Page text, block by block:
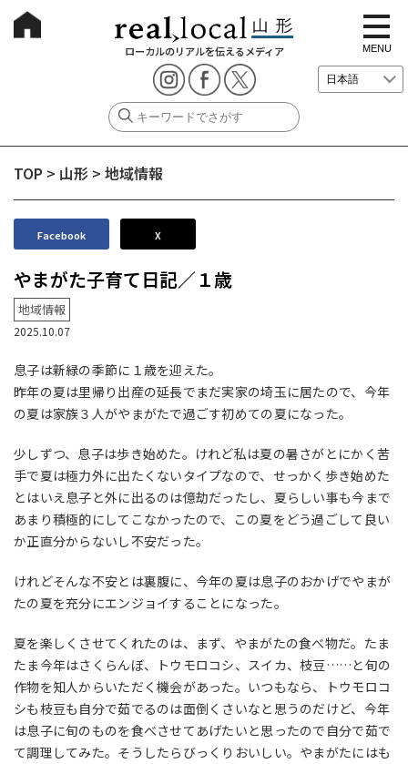
ローカルのリアルを伝えるメディア
t
o
g
g
e
i
i
MENU
TOP > 山形 > 地域情報
Facebook X
やまがた子育て日記／１歳
地域情報
2025.10.07
息子は新緑の季節に１歳を迎えた。
昨年の夏は里帰り出産の延長でまだ実家の埼玉に居たので、今年
の夏は家族３人がやまがたで過ごす初めての夏になった。
少しずつ、息子は歩き始めた。けれど私は夏の暑さがとにかく苦
手で夏は極力外に出たくないタイプなので、せっかく歩き始めた
とはいえ息子と外に出るのは億劫だったし、夏らしい事も今まで
あまり積極的にしてこなかったので、この夏をどう過ごして良い
か正直分からないし不安だった。
けれどそんな不安とは裏腹に、今年の夏は息子のおかげでやまが
たの夏を充分にエンジョイすることになった。
夏を楽しくさせてくれたのは、まず、やまがたの食べ物だ。たま
たま今年はさくらんぼ、トウモロコシ、スイカ、枝豆……と旬の
作物を知人からいただく機会があった。いつもなら、トウモロコ
シも枝豆も自分で茹でるのは面倒くさいなと思うのだけど、今年
は息子に旬のものを食べさせてあげたいと思ったので自分で茹で
て調理してみた。そうしたらびっくりおいしい。やまがたにはも